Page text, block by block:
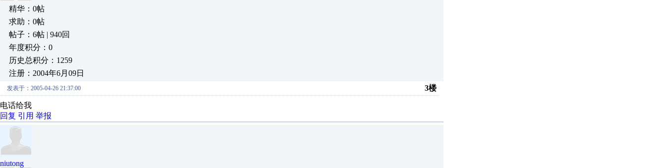
精华：0帖
求助：0帖
帖子：6帖 | 940回
年度积分：0
历史总积分：1259
注册：2004年6月09日
发表于：2005-04-26 21:37:00 3楼
电话给我
回复 引用 举报
niutong